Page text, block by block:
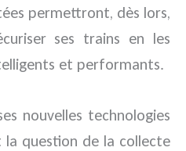
permettront, dès lors,
ses trains en les
et performants.
nouvelles technologies
la question de la collecte